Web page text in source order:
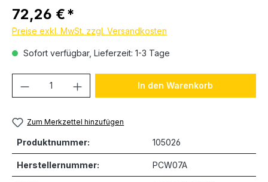
Regulärer Preis:
72,26 €
Preise exkl. MwSt. zzgl. Versandkosten
Sofort verfügbar, Lieferzeit: 1-3 Tage
Produkt Anzahl: Gib denIn den Warenkorb
Zum Merkzettel hinzufügen
Produktnummer: 105026
Herstellernummer: PCW07A